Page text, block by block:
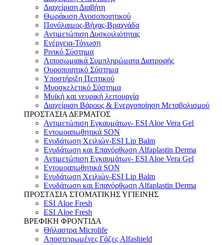
Διαχείριση Διαβήτη
Θωράκιση Ανοσοποιητικού
Πονόλαιμος-Βήχας-Βραχνάδα
Αντιμετώπιση Δυσκοιλιότητας
Eνέργεια-Τόνωση
Ρινικό Σύστημα
Λιποσωμιακά Συμπληρώματα Διατροφής
Ουροποιητικό Σύστημα
Υποστήριξη Πεπτικού
Μυοσκελετικό Σύστημα
Μυϊκή και νευρική λειτουργία
Διαχείριση Βάρους & Ενεργοποίηση Μεταβολισμού
ΠΡΟΣΤΑΣΙΑ ΔΕΡΜΑΤΟΣ
Αντιμετώπιση Εγκαυμάτων- ESI Aloe Vera Gel
Εντομοαπωθητικά SON
Ενυδάτωση Χειλιών-ESI Lip Balm
Ενυδάτωση και Επανόρθωση Alfaplastin Derma
Αντιμετώπιση Εγκαυμάτων- ESI Aloe Vera Gel
Εντομοαπωθητικά SON
Ενυδάτωση Χειλιών-ESI Lip Balm
Ενυδάτωση και Επανόρθωση Alfaplastin Derma
ΠΡΟΣΤΑΣΙΑ ΣΤΟΜΑΤΙΚΗΣ ΥΓΙΕΙΝΗΣ
ESI Αloe Fresh
ESI Αloe Fresh
ΒΡΕΦΙΚΗ ΦΡΟΝΤΙΔΑ
Θήλαστρα Microlife
Αποστειρωμένες Γάζες Alfashield